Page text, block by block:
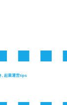
, 起業運営tips